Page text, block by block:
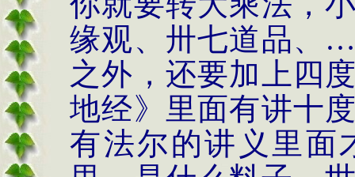
缘观、卅七道品、
之外，还要加上四
地经》里面有讲十
有法尔的讲义里面